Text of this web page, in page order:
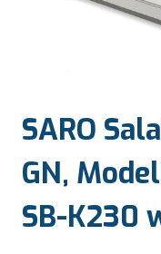
SARO
GN,
SB-K230